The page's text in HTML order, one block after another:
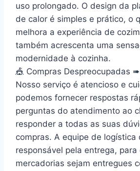
uso prolongado. O design da
de calor é simples e prático, o
melhora a experiência de
também acrescenta uma
modernidade à cozinha.
🎪 Compras Despreocupadas ➠
Nosso serviço é atencioso e
podemos fornecer respostas
perguntas do atendimento ao
responder a todas as suas
compras. A equipe de logística
responsável pela entrega,
mercadorias sejam entregues